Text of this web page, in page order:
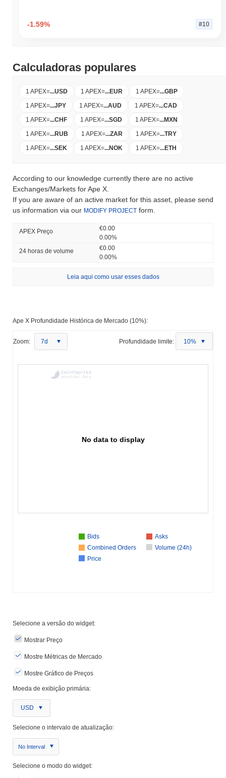
-1.59% #10
Calculadoras populares
1 APEX=...USD 1 APEX=...EUR 1 APEX=...GBP
1 APEX=...JPY 1 APEX=...AUD 1 APEX=...CAD
1 APEX=...CHF 1 APEX=...SGD 1 APEX=...MXN
1 APEX=...RUB 1 APEX=...ZAR 1 APEX=...TRY
1 APEX=...SEK 1 APEX=...NOK 1 APEX=...ETH
According to our knowledge currently there are no active
Exchanges/Markets for Ape X.
If you are aware of an active market for this asset, please send
us information via our MODIFY PROJECT form.
APEX Preço
€0.00
0.00%
24 horas de volume
€0.00
0.00%
Leia aqui como usar esses dados
Ape X Profundidade Histórica de Mercado (10%):
Zoom: 7d Profundidade limite: 10%
No data to display
Bids
Asks
Combined Orders
Volume (24h)
Price
Selecione a versão do widget:
Mostrar Preço
Mostre Métricas de Mercado
Mostre Gráfico de Preços
Moeda de exibição primária:
USD
Selecione o intervalo de atualização:
No Interval
Selecione o modo do widget: